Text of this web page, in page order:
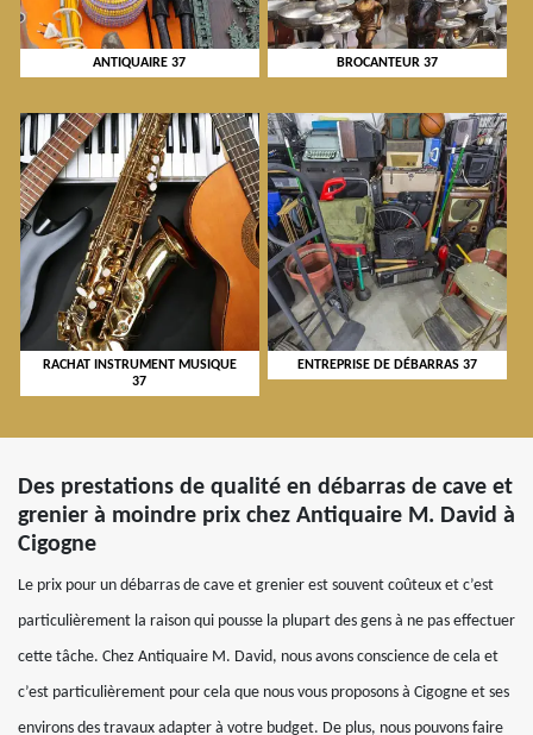
ANTIQUAIRE 37 BROCANTEUR 37
RACHAT INSTRUMENT MUSIQUE
37
ENTREPRISE DE DÉBARRAS 37
Des prestations de qualité en débarras de cave et
grenier à moindre prix chez Antiquaire M. David à
Cigogne
Le prix pour un débarras de cave et grenier est souvent coûteux et c’est
particulièrement la raison qui pousse la plupart des gens à ne pas effectuer
cette tâche. Chez Antiquaire M. David, nous avons conscience de cela et
c’est particulièrement pour cela que nous vous proposons à Cigogne et ses
environs des travaux adapter à votre budget. De plus, nous pouvons faire